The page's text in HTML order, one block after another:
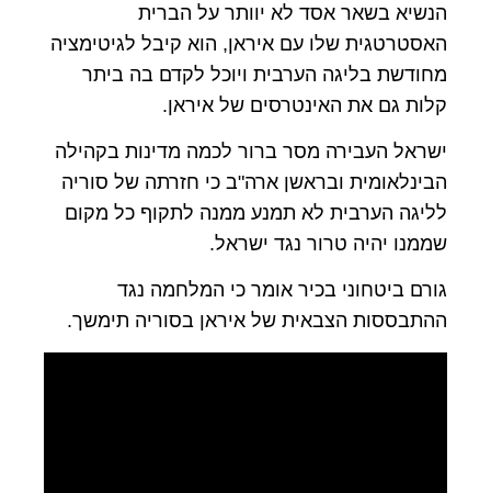
הנשיא בשאר אסד לא יוותר על הברית
האסטרטגית שלו עם איראן, הוא קיבל לגיטימציה
מחודשת בליגה הערבית ויוכל לקדם בה ביתר
קלות גם את האינטרסים של איראן.
ישראל העבירה מסר ברור לכמה מדינות בקהילה
הבינלאומית ובראשן ארה"ב כי חזרתה של סוריה
לליגה הערבית לא תמנע ממנה לתקוף כל מקום
שממנו יהיה טרור נגד ישראל.
גורם ביטחוני בכיר אומר כי המלחמה נגד
ההתבססות הצבאית של איראן בסוריה תימשך.